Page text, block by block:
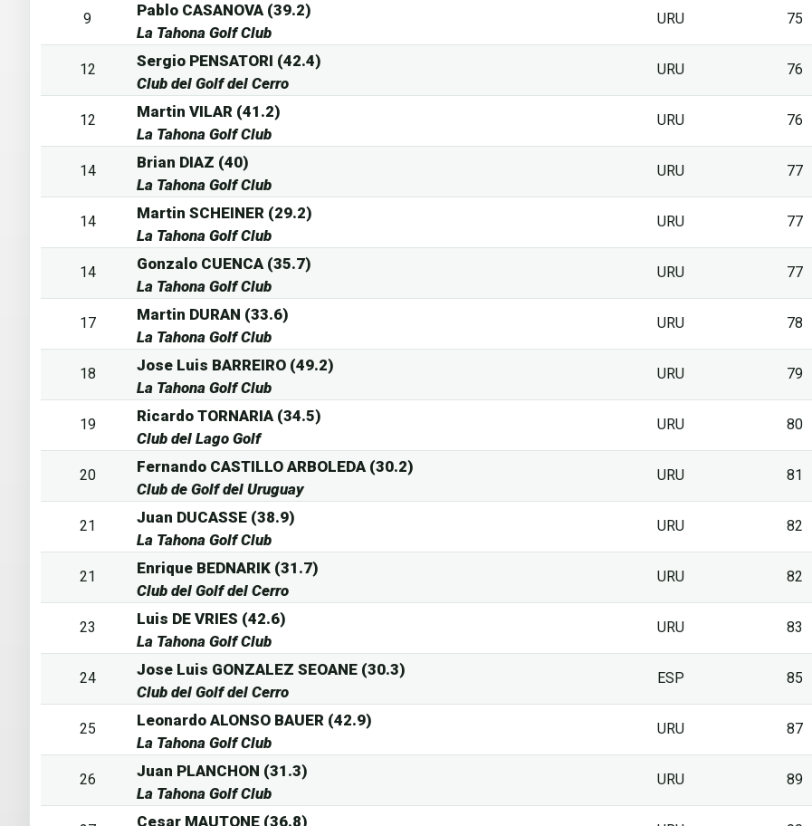
9
Pablo CASANOVA (39.2)
La Tahona Golf Club
URU 75
12
Sergio PENSATORI (42.4)
Club del Golf del Cerro
URU 76
12
Martin VILAR (41.2)
La Tahona Golf Club
URU 76
14
Brian DIAZ (40)
La Tahona Golf Club
URU 77
14
Martin SCHEINER (29.2)
La Tahona Golf Club
URU 77
14
Gonzalo CUENCA (35.7)
La Tahona Golf Club
URU 77
17
Martin DURAN (33.6)
La Tahona Golf Club
URU 78
18
Jose Luis BARREIRO (49.2)
La Tahona Golf Club
URU 79
19
Ricardo TORNARIA (34.5)
Club del Lago Golf
URU 80
20
Fernando CASTILLO ARBOLEDA (30.2)
Club de Golf del Uruguay
URU 81
21
Juan DUCASSE (38.9)
La Tahona Golf Club
URU 82
21
Enrique BEDNARIK (31.7)
Club del Golf del Cerro
URU 82
23
Luis DE VRIES (42.6)
La Tahona Golf Club
URU 83
24
Jose Luis GONZALEZ SEOANE (30.3)
Club del Golf del Cerro
ESP 85
25
Leonardo ALONSO BAUER (42.9)
La Tahona Golf Club
URU 87
26
Juan PLANCHON (31.3)
La Tahona Golf Club
URU 89
Cesar MAUTONE (36.8)